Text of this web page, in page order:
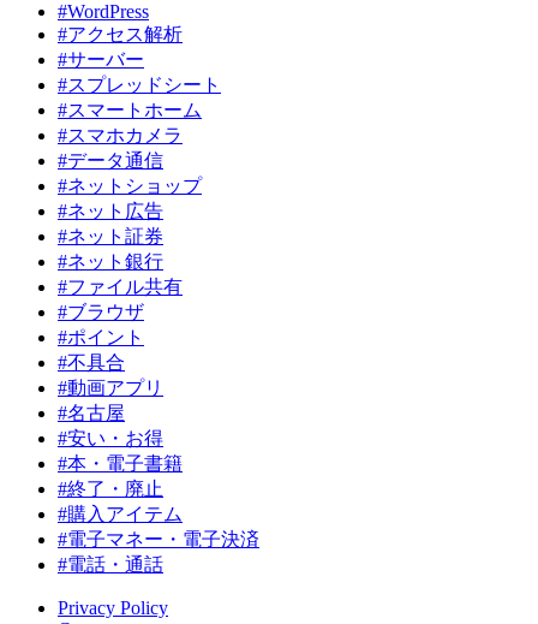
#WordPress
#アクセス解析
#サーバー
#スプレッドシート
#スマートホーム
#スマホカメラ
#データ通信
#ネットショップ
#ネット広告
#ネット証券
#ネット銀行
#ファイル共有
#ブラウザ
#ポイント
#不具合
#動画アプリ
#名古屋
#安い・お得
#本・電子書籍
#終了・廃止
#購入アイテム
#電子マネー・電子決済
#電話・通話
Privacy Policy